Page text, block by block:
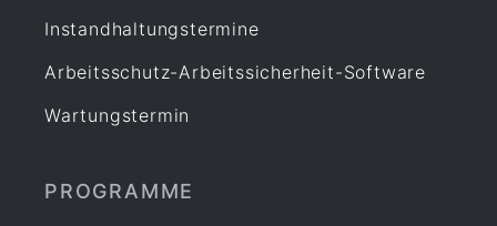
Instandhaltungstermine
Arbeitsschutz-Arbeitssicherheit-Software
Wartungstermin
PROGRAMME